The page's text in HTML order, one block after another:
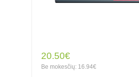
20.50€
Be mokesčių: 16.94€